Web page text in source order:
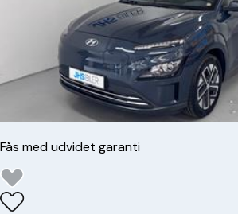
Fås med udvidet garanti